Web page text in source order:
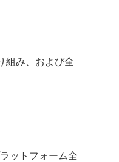
組み、および全
ットフォーム全